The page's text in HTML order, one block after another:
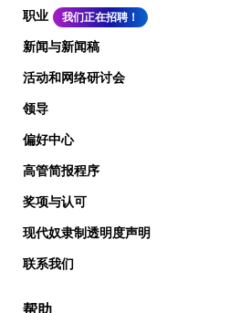
职业
我们正在招聘！
新闻与新闻稿
活动和网络研讨会
领导
偏好中心
高管简报程序
奖项与认可
现代奴隶制透明度声明
联系我们